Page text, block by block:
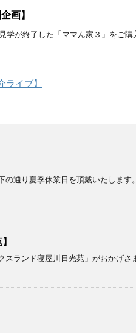
画】
が終了した「ママん家３」をご
イブ】
通り夏季休業日を頂戴いたしま
ランド寝屋川日光苑」がおかげ